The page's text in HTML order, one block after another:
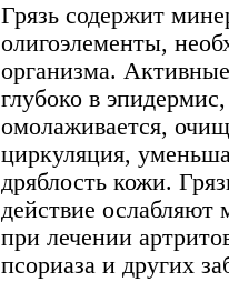
Грязь содержит
олигоэлементы,
организма.
глубоко в
омолаживается,
циркуляция,
дряблость кожи.
действие
при лечении
псориаза и других